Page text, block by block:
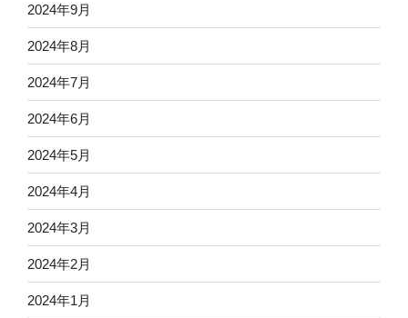
2024年9月
2024年8月
2024年7月
2024年6月
2024年5月
2024年4月
2024年3月
2024年2月
2024年1月